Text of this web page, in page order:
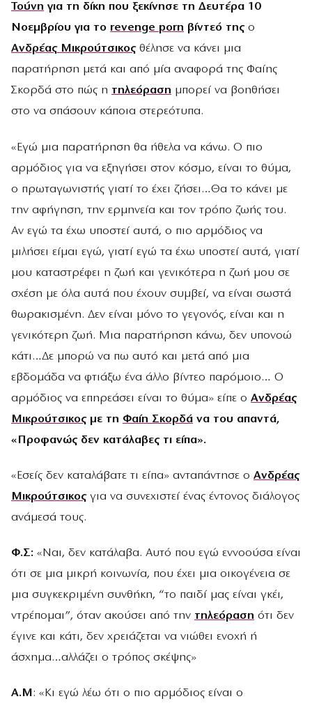
Τούνη για τη δίκη που ξεκίνησε τη Δευτέρα 10
Νοεμβρίου για το revenge porn βίντεό τηςο
Ανδρέας Μικρούτσικοςθέλησε να κάνει μια
παρατήρηση μετά και από μία αναφορά της Φαίης
Σκορδά στο πώς η τηλεόραση μπορεί να βοηθήσει
στο να σπάσουν κάποια στερεότυπα.
«Εγώ μια παρατήρηση θα ήθελα να κάνω. Ο πιο
αρμόδιος για να εξηγήσει στον κόσμο, είναι το θύμα,
ο πρωταγωνιστής γιατί το έχει ζήσει…Θα το κάνει με
την αφήγηση, την ερμηνεία και τον τρόπο ζωής του.
Αν εγώ τα έχω υποστεί αυτά, ο πιο αρμόδιος να
μιλήσει είμαι εγώ, γιατί εγώ τα έχω υποστεί αυτά, γιατί
μου καταστρέφει η ζωή και γενικότερα η ζωή μου σε
σχέση με όλα αυτά που έχουν συμβεί, να είναι σωστά
θωρακισμένη. Δεν είναι μόνο το γεγονός, είναι και η
γενικότερη ζωή. Μια παρατήρηση κάνω, δεν υπονοώ
κάτι…Δε μπορώ να πω αυτό και μετά από μια
εβδομάδα να φτιάξω ένα άλλο βίντεο παρόμοιο… Ο
αρμόδιος να επηρεάσει είναι το θύμα» είπε ο Ανδρέας
Μικρούτσικος με τη Φαίη Σκορδά να του απαντά,
«Προφανώς δεν κατάλαβες τι είπα».
«Εσείς δεν καταλάβατε τι είπα» ανταπάντησε ο Ανδρέας
Μικρούτσικοςγια να συνεχιστεί ένας έντονος διάλογος
ανάμεσά τους.
Φ.Σ: «Ναι, δεν κατάλαβα. Αυτό που εγώ εννοούσα είναι
ότι σε μια μικρή κοινωνία, που έχει μια οικογένεια σε
μια συγκεκριμένη συνθήκη, “το παιδί μας είναι γκέι,
ντρέπομαι”, όταν ακούσει από την τηλεόραση ότι δεν
έγινε και κάτι, δεν χρειάζεται να νιώθει ενοχή ή
άσχημα…αλλάζει ο τρόπος σκέψης»
Α.Μ: «Κι εγώ λέω ότι ο πιο αρμόδιος είναι ο